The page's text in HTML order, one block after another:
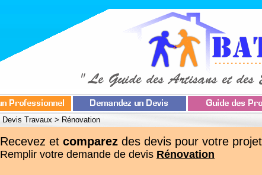
Devis Travaux > Rénovation
Recevez et comparez des devis pour votre projet
Remplir votre demande de devis Rénovation